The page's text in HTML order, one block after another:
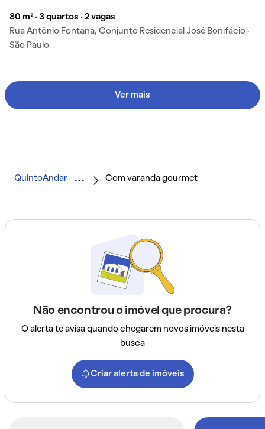
80 m² · 3 quartos · 2 vagas
Rua Antônio Fontana, Conjunto Residencial José Bonifácio ·
São Paulo
Ver mais
QuintoAndar Com varanda gourmet
Não encontrou o imóvel que procura?
O alerta te avisa quando chegarem novos imóveis nesta
busca
Criar alerta de imóveis